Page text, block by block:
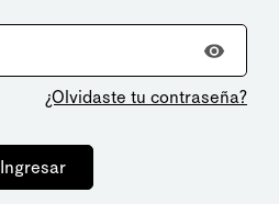
¿Olvidaste tu contraseña?
Ingresar